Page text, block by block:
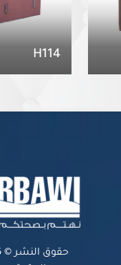
H114
حقوق النشر © 2026